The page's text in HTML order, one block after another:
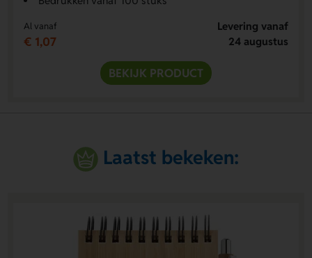
Al vanaf
€ 1,07
Levering vanaf
24 augustus
BEKIJK PRODUCT
Laatst bekeken: